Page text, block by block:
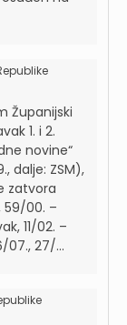
Županijski
1. i 2.
novine“
dalje: ZSM),
zatvora
59/00. –
11/02. –
07., 27/...